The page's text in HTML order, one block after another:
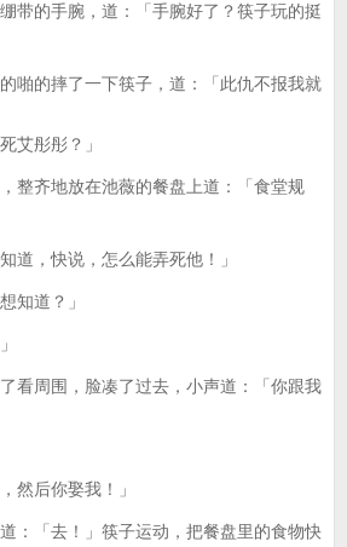
的手腕，道：「手腕好了？筷子玩的挺
的摔了一下筷子，道：「此仇不报我就
艾彤彤？」
齐地放在池薇的餐盘上道：「食堂规
，快说，怎么能弄死他！」
道？」
周围，脸凑了过去，小声道：「你跟我
后你娶我！」
「去！」筷子运动，把餐盘里的食物快